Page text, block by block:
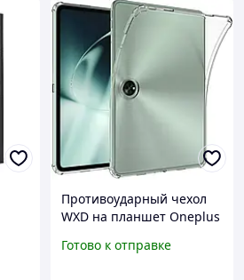
Противоударный чехол
WXD на планшет Oneplus
Готово к отправке